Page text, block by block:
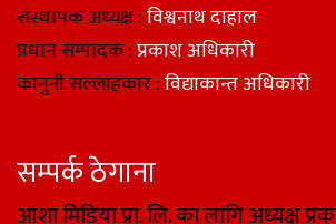
संस्थापक अध्यक्ष :विश्वनाथ दाहाल
प्रधान सम्पादक :प्रकाश अधिकारी
कानुनी सल्लाहकार :विद्याकान्त अधिकारी
सम्पर्क ठेगाना